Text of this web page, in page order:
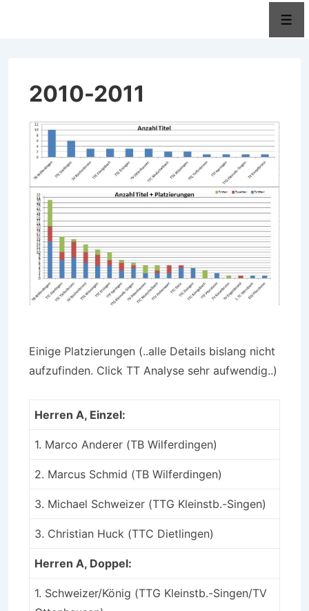
2010-2011
Einige Platzierungen (..alle Details bislang nicht
aufzufinden. Click TT Analyse sehr aufwendig..)
Herren A, Einzel:
1. Marco Anderer (TB Wilferdingen)
2. Marcus Schmid (TB Wilferdingen)
3. Michael Schweizer (TTG Kleinstb.-Singen)
3. Christian Huck (TTC Dietlingen)
Herren A, Doppel:
1. Schweizer/König (TTG Kleinstb.-Singen/TV